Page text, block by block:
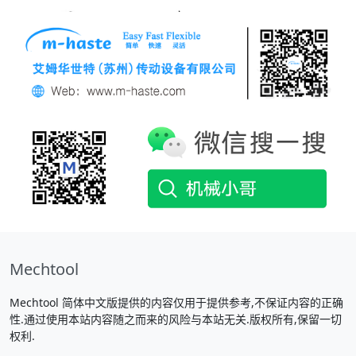
Mechtool
Mechtool 简体中文版提供的内容仅用于提供参考,不保证内容的正确
性.通过使用本站内容随之而来的风险与本站无关.版权所有,保留一切
权利.